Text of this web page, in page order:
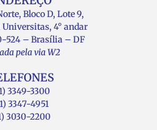
Bloco D, Lote 9,
4° andar
524 – Brasília – DF
pela via W2
3349-3300
3347-4951
3030-2200